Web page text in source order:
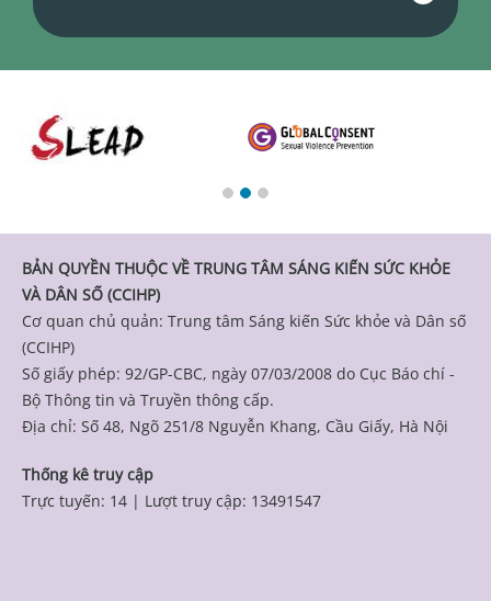
BẢN QUYỀN THUỘC VỀ TRUNG TÂM SÁNG KIẾN SỨC KHỎE
VÀ DÂN SỐ (CCIHP)
Cơ quan chủ quản: Trung tâm Sáng kiến Sức khỏe và Dân số
(CCIHP)
Số giấy phép: 92/GP-CBC, ngày 07/03/2008 do Cục Báo chí -
Bộ Thông tin và Truyền thông cấp.
Địa chỉ: Số 48, Ngõ 251/8 Nguyễn Khang, Cầu Giấy, Hà Nội
Thống kê truy cập
Trực tuyến: 14 | Lượt truy cập: 13491547